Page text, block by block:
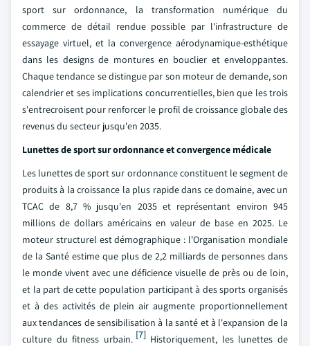
sport sur ordonnance, la transformation numérique du
commerce de détail rendue possible par l'infrastructure de
essayage virtuel, et la convergence aérodynamique-esthétique
dans les designs de montures en bouclier et enveloppantes.
Chaque tendance se distingue par son moteur de demande, son
calendrier et ses implications concurrentielles, bien que les trois
s'entrecroisent pour renforcer le profil de croissance globale des
revenus du secteur jusqu'en 2035.
Lunettes de sport sur ordonnance et convergence médicale
Les lunettes de sport sur ordonnance constituent le segment de
produits à la croissance la plus rapide dans ce domaine, avec un
TCAC de 8,7 % jusqu'en 2035 et représentant environ 945
millions de dollars américains en valeur de base en 2025. Le
moteur structurel est démographique : l'Organisation mondiale
de la Santé estime que plus de 2,2 milliards de personnes dans
le monde vivent avec une déficience visuelle de près ou de loin,
et la part de cette population participant à des sports organisés
et à des activités de plein air augmente proportionnellement
aux tendances de sensibilisation à la santé et à l'expansion de la
culture du fitness urbain. [7]Historiquement, les lunettes de